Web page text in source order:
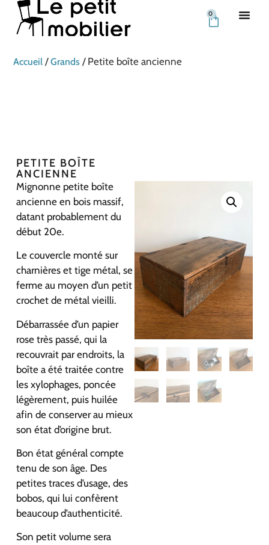
0
Accueil /Grands / Petite boîte ancienne
PETITE BOÎTE
ANCIENNE
Mignonne petite boîte
ancienne en bois massif,
datant probablement du
début 20e.
Le couvercle monté sur
charnières et tige métal, se
ferme au moyen d’un petit
crochet de métal vieilli.
Débarrassée d’un papier
rose très passé, qui la
recouvrait par endroits, la
boîte a été traitée contre
les xylophages, poncée
légèrement, puis huilée
afin de conserver au mieux
son état d’origine brut.
Bon état général compte
tenu de son âge. Des
petites traces d’usage, des
bobos, qui lui confèrent
beaucoup d’authenticité.
Son petit volume sera